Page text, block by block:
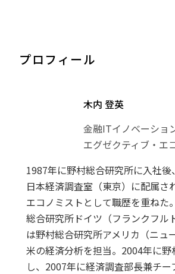
プロフィール
木内 登英
金融ITイノベーショ
エグゼクティブ・エ
1987年に野村総合研究所に入社後
日本経済調査室（東京）に配属さ
エコノミストとして職歴を重ねた
総合研究所ドイツ（フランクフル
は野村総合研究所アメリカ（ニュ
米の経済分析を担当。2004年に野
し、2007年に経済調査部長兼チー